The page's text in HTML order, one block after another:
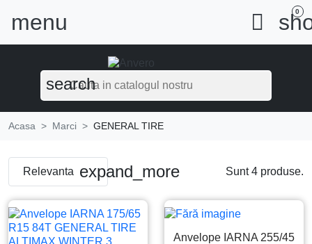
menu  0
search
Acasa Marci GENERAL TIRE
Relevanta expand_more Sunt 4 produse.
Anvelope IARNA 255/45